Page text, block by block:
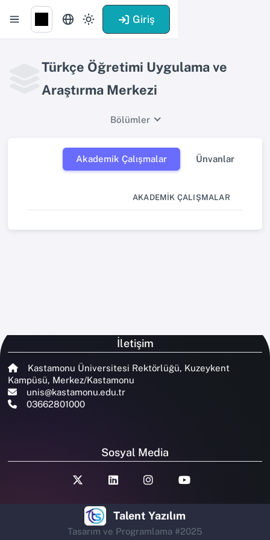
Giriş
Türkçe Öğretimi Uygulama ve
Araştırma Merkezi
Bölümler
Akademik Çalışmalar Ünvanlar
AKADEMIK ÇALIŞMALAR
İletişim
Kastamonu Üniversitesi Rektörlüğü, Kuzeykent
Kampüsü, Merkez/Kastamonu
unis@kastamonu.edu.tr
03662801000
Sosyal Media
Talent Yazılım
Tasarım ve Programlama #2025